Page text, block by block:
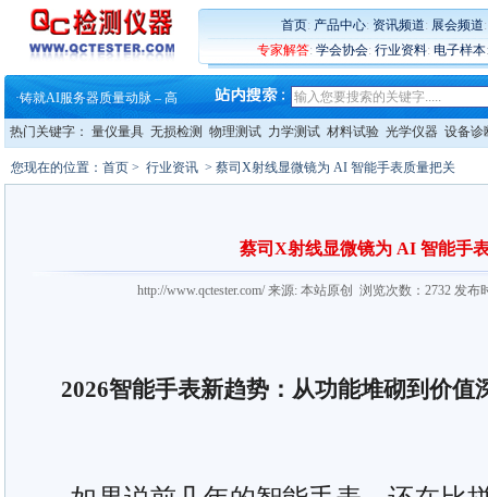
首页: 产品中心: 资讯频道: 展会频道
专家解答: 学会协会: 行业资料: 电子样本
大牌云集 买家升级 ——26
蔡司软件 | 高效变形分析能
铸就AI服务器质量动脉 – 高
·铸就AI服务器质量动脉 – 高
·ZEISS BOSELLO ADR 让内部缺
·蔡司和亿纬锂能达成战略合作
·大牌云集 买家升级 ——26
热门关键字： 量仪量具 无损检测 物理测试 力学测试 材料试验 光学仪器 设备诊
您现在的位置： 首页 > 行业资讯 > 蔡司X射线显微镜为 AI 智能手表质量把关
蔡司X射线显微镜为 AI 智能手
http://www.qctester.com/ 来源: 本站原创 浏览次数：2732 发布
2026智能手表新趋势：从功能堆砌到价值